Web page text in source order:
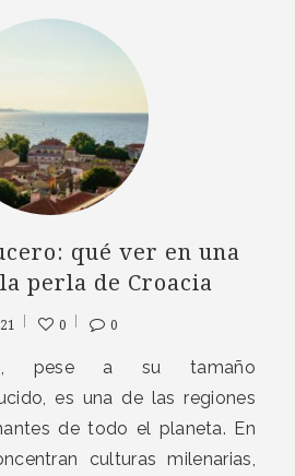
qué ver en una
perla de Croacia
0 0
pese a su tamaño
es una de las regiones
de todo el planeta. En
culturas milenarias,